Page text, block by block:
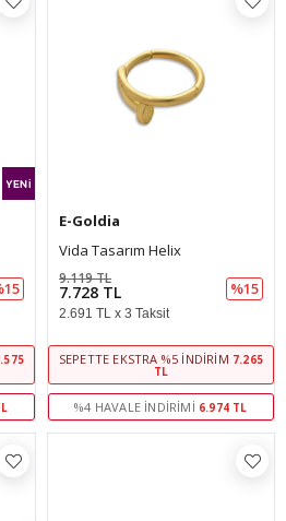
E-Goldia
Vida Tasarım Helix
7.728 TL
9.119 TL
%15
2.691 TL x 3 Taksit
SEPETTE EKSTRA %5 İNDIRIM 7.265
TL
%4 HAVALE İNDIRIMI 6.974 TL